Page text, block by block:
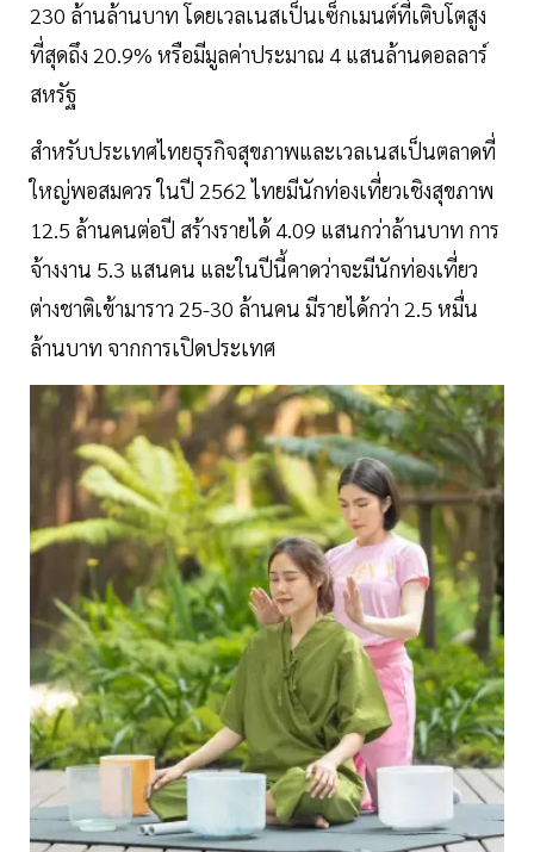
230 ล้านล้านบาท โดยเวลเนสเป็นเซ็กเมนต์ที่เติบโตสูง
ที่สุดถึง 20.9% หรือมีมูลค่าประมาณ 4 แสนล้านดอลลาร์
สหรัฐ
สำหรับประเทศไทยธุรกิจสุขภาพและเวลเนสเป็นตลาดที่
ใหญ่พอสมควร ในปี 2562 ไทยมีนักท่องเที่ยวเชิงสุขภาพ
12.5 ล้านคนต่อปี สร้างรายได้ 4.09 แสนกว่าล้านบาท การ
จ้างงาน 5.3 แสนคน และในปีนี้คาดว่าจะมีนักท่องเที่ยว
ต่างชาติเข้ามาราว 25-30 ล้านคน มีรายได้กว่า 2.5 หมื่น
ล้านบาท จากการเปิดประเทศ